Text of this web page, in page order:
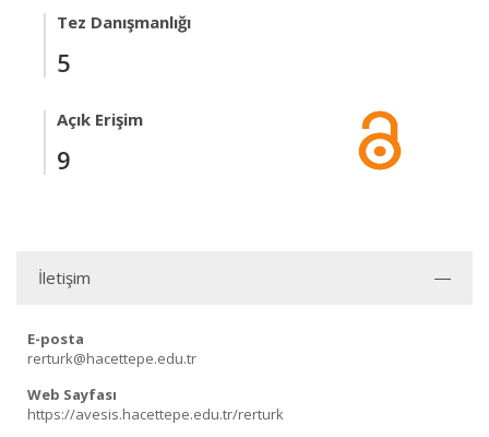
Tez Danışmanlığı
5
Açık Erişim
9
İletişim
E-posta
rerturk@hacettepe.edu.tr
Web Sayfası
https://avesis.hacettepe.edu.tr/rerturk